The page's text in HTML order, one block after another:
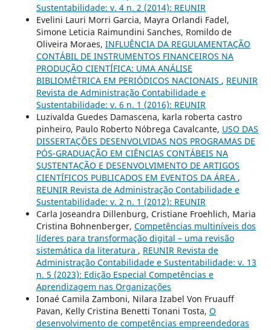
Sustentabilidade: v. 4 n. 2 (2014): REUNIR
Evelini Lauri Morri Garcia, Mayra Orlandi Fadel,
Simone Leticia Raimundini Sanches, Romildo de
Oliveira Moraes, INFLUÊNCIA DA REGULAMENTAÇÃO
CONTÁBIL DE INSTRUMENTOS FINANCEIROS NA
PRODUÇÃO CIENTÍFICA: UMA ANÁLISE
BIBLIOMÉTRICA EM PERIÓDICOS NACIONAIS , REUNIR
Revista de Administração Contabilidade e
Sustentabilidade: v. 6 n. 1 (2016): REUNIR
Luzivalda Guedes Damascena, karla roberta castro
pinheiro, Paulo Roberto Nóbrega Cavalcante, USO DAS
DISSERTAÇÕES DESENVOLVIDAS NOS PROGRAMAS DE
PÓS-GRADUAÇÃO EM CIÊNCIAS CONTÁBEIS NA
SUSTENTAÇÃO E DESENVOLVIMENTO DE ARTIGOS
CIENTÍFICOS PUBLICADOS EM EVENTOS DA ÁREA ,
REUNIR Revista de Administração Contabilidade e
Sustentabilidade: v. 2 n. 1 (2012): REUNIR
Carla Joseandra Dillenburg, Cristiane Froehlich, Maria
Cristina Bohnenberger, Competências multiníveis dos
líderes para transformação digital – uma revisão
sistemática da literatura , REUNIR Revista de
Administração Contabilidade e Sustentabilidade: v. 13
n. 5 (2023): Edição Especial Competências e
Aprendizagem nas Organizações
Ionaé Camila Zamboni, Nilara Izabel Von Fruauff
Pavan, Kelly Cristina Benetti Tonani Tosta, O
desenvolvimento de competências empreendedoras